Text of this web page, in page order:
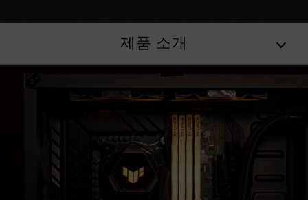
기본 주파수 DDR5-4800 또는 그 이하로 실행됩
니다. 이는 제품 결합이 아닌 정상적인 작동입니
다.
XMP 3.0 / EXPO는 사용자가 수동으로 활성화해
야 하며, 일부 메인보드나 CPU는 표기된 주파수
에 도달하지 못할 수 있으며, 최종 작동 주파수는
시스템 설정 및 하드웨어 사양에 의해 제한됩니
오버클럭(XMP 3.0 / EXPO 설정 활성화 등)은
JEDEC 표준을 초과해, 시스템 안정성에 영향을
제품 소개